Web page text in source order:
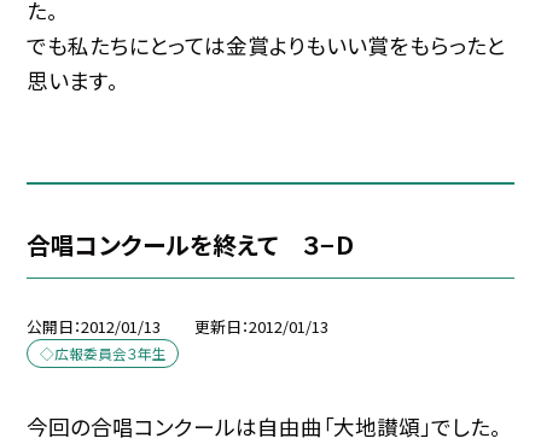
た。
でも私たちにとっては金賞よりもいい賞をもらったと
思います。
合唱コンクールを終えて ３−Ｄ
公開日 2012/01/13 更新日 2012/01/13
◇広報委員会３年生
今回の合唱コンクールは自由曲「大地讃頌」でした。